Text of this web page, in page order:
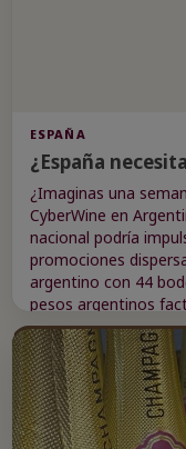
ESPAÑA
¿España
¿Imaginas una
CyberWine en
nacional podría
promociones
argentino con 44
pesos argentinos
coordinación serían
a los compradores
La iniciativa plantea
oferta, la
de modelos
atreves a imaginar